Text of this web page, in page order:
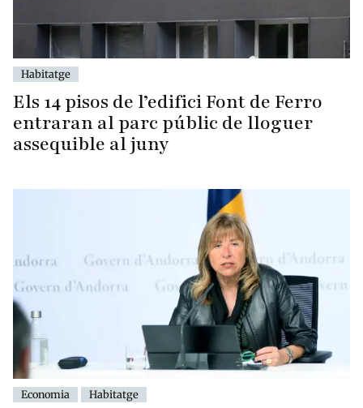
Habitatge
Els 14 pisos de l’edifici Font de Ferro
entraran al parc públic de lloguer
assequible al juny
Economia Habitatge